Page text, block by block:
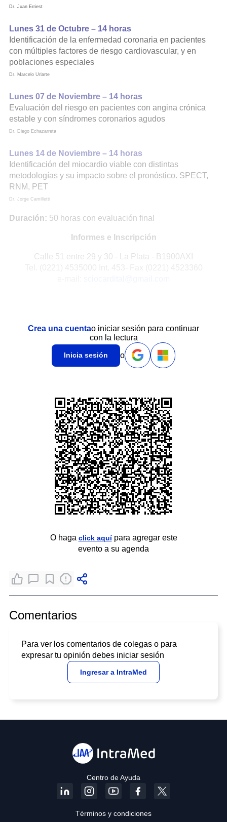
Dr. Juan Erriest
Lunes 31 de Octubre – 14 horas
Identificación de la enfermedad coronaria en pacientes
con múltiples factores de riesgo cardiovascular, y en
poblaciones especiales
Dr. Marcelo Uriarte
Lunes 07 de Noviembre – 14 horas
Evaluación del riesgo en pacientes con angina crónica
estable y con síndromes coronarios agudos
Dr. Diego Echazarreta
Lunes 14 de Noviembre – 14 horas
Identificación del miocardio viable con distintas
metodologías y su impacto sobre el pronóstico. SPECT,
RNM, PET
Dr. Jorge Camilletti
Duración: 50 horas con evaluación final
Informes e Inscripción
Calle 51 entre 29 y 30 - La Plata - B1900AXI
Crea una cuentao iniciar sesión para continuar
con la lectura
Inicia sesión o
O haga click aquípara agregar este
evento a su agenda
Comentarios
Para ver los comentarios de colegas o para
expresar tu opinión debes iniciar sesión
Ingresar a IntraMed
Centro de Ayuda
Términos y condiciones